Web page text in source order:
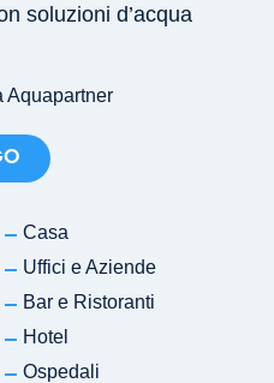
soluzioni d’acqua
Aquapartner
Casa
Uffici e Aziende
Bar e Ristoranti
Hotel
Ospedali